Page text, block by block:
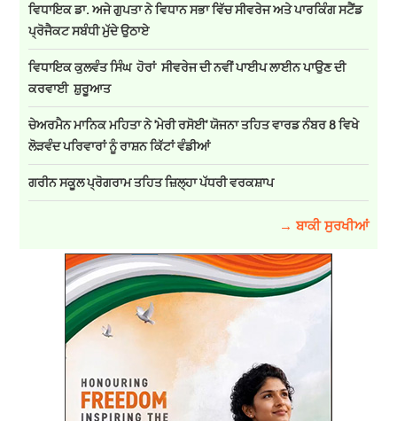
ਵਿਧਾਇਕ ਡਾ. ਅਜੇ ਗੁਪਤਾ ਨੇ ਵਿਧਾਨ ਸਭਾ ਵਿੱਚ ਸੀਵਰੇਜ ਅਤੇ ਪਾਰਕਿੰਗ ਸਟੈਂਡ
ਪ੍ਰੋਜੈਕਟ ਸਬੰਧੀ ਮੁੱਦੇ ਉਠਾਏ
ਵਿਧਾਇਕ ਕੁਲਵੰਤ ਸਿੰਘ ਹੋਰਾਂ ਸੀਵਰੇਜ ਦੀ ਨਵੀਂ ਪਾਈਪ ਲਾਈਨ ਪਾਉਣ ਦੀ
ਕਰਵਾਈ ਸ਼ੁਰੂਆਤ
ਚੇਅਰਮੈਨ ਮਾਨਿਕ ਮਹਿਤਾ ਨੇ 'ਮੇਰੀ ਰਸੋਈ' ਯੋਜਨਾ ਤਹਿਤ ਵਾਰਡ ਨੰਬਰ 8 ਵਿਖੇ
ਲੋੜਵੰਦ ਪਰਿਵਾਰਾਂ ਨੂੰ ਰਾਸ਼ਨ ਕਿੱਟਾਂ ਵੰਡੀਆਂ
ਗਰੀਨ ਸਕੂਲ ਪ੍ਰੋਗਰਾਮ ਤਹਿਤ ਜ਼ਿਲ੍ਹਾ ਪੱਧਰੀ ਵਰਕਸ਼ਾਪ
→ ਬਾਕੀ ਸੁਰਖੀਆਂ